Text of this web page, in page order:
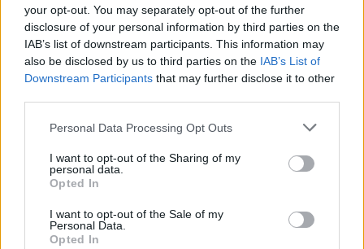
your opt-out. You may separately opt-out of the further
disclosure of your personal information by third parties on the
IAB’s list of downstream participants. This information may
also be disclosed by us to third parties on the IAB’s List of
Downstream Participants that may further disclose it to other
Please note that this website/app uses one or more Google
not limited to your visit or usage behaviour. You may click to
grant or deny consent to Google and its third-party tags to
use your data for below specified purposes in below Google
consent section.
Personal Data Processing Opt Outs
I want to opt-out of the Sharing of my
personal data.
Opted In
I want to opt-out of the Sale of my
Personal Data.
Opted In
A tengerparton sütkérezni és olvasni egy jó könyvet,
nagyon pihentető. Ha te is imádod a tengerpartot és
csak nehezen tudod elengedni, akkor varázsolj egy
kicsit a fürdőszobában, hogy mindig kéznél legyen
otthon is egy instant nyaralás! Tetszik az ötlet?
Mutatom, hogyan csináld!